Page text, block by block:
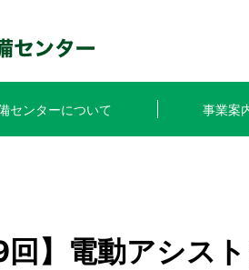
センターについて 事業案
回】電動アシス